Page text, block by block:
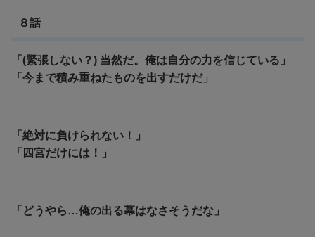
８話
「(緊張しない？) 当然だ。俺は自分の力を信じている」
「今まで積み重ねたものを出すだけだ」
「絶対に負けられない！」
「四宮だけには！」
「どうやら…俺の出る幕はなさそうだな」